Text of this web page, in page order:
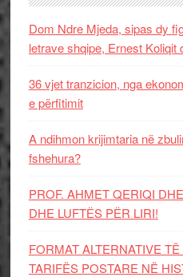
Dom Ndre Mjeda, sipas dy
letrave shqipe, Ernest Koliqit
36 vjet tranzicion, nga
e përfitimit
A ndihmon krijimtaria në
fshehura?
PROF. AHMET QERIQI
DHE LUFTЁS PЁR LIRI!
FORMAT ALTERNATIVE
TARIFËS POSTARE NË